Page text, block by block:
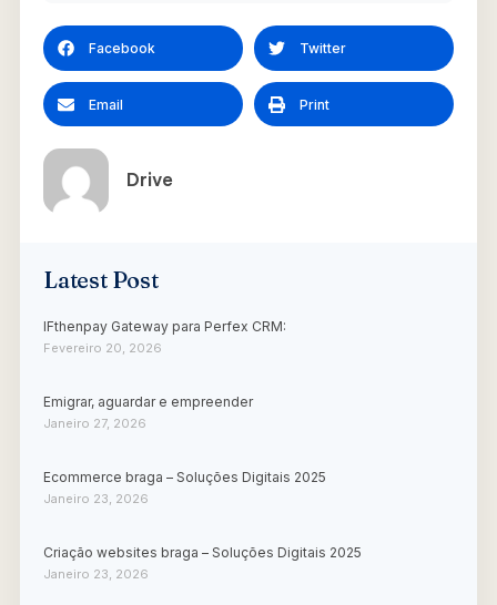
Facebook Twitter
Email Print
Drive
Latest Post
IFthenpay Gateway para Perfex CRM:
Fevereiro 20, 2026
Emigrar, aguardar e empreender
Janeiro 27, 2026
Ecommerce braga – Soluções Digitais 2025
Janeiro 23, 2026
Criação websites braga – Soluções Digitais 2025
Janeiro 23, 2026